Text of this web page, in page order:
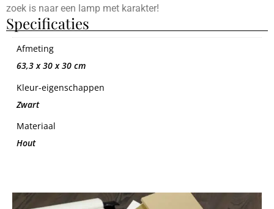
zoek is naar een lamp met karakter!
Specificaties
Afmeting
63,3 x 30 x 30 cm
Kleur-eigenschappen
Zwart
Materiaal
Hout